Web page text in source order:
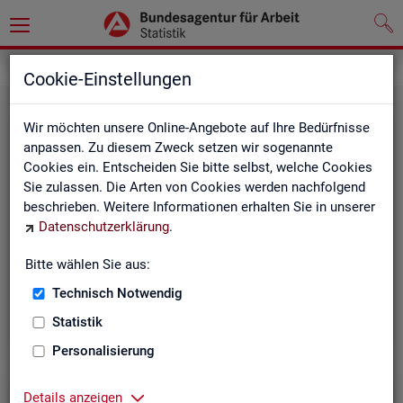
Cookie-Einstellungen
Wir möchten unsere Online-Angebote auf Ihre Bedürfnisse
anpassen. Zu diesem Zweck setzen wir sogenannte
Cookies ein. Entscheiden Sie bitte selbst, welche Cookies
Sie zulassen. Die Arten von Cookies werden nachfolgend
beschrieben. Weitere Informationen erhalten Sie in unserer
Datenschutzerklärung.
Bitte wählen Sie aus:
Technisch Notwendig
Statistik
Personalisierung
Details anzeigen
Me­tho­di­sche Hin­wei­se
Hintergrundinformationen und methodische Hinweise
zu den Fachstatistiken und weiteren Themen, z. B. zur